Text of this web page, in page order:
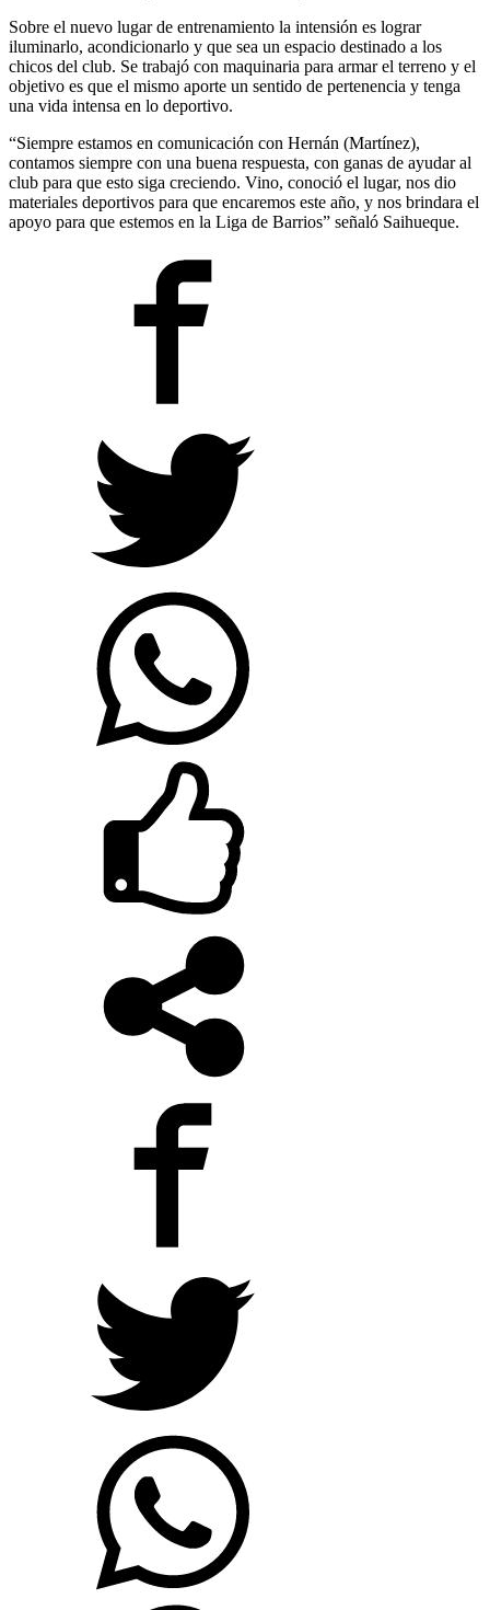
Sobre el nuevo lugar de entrenamiento la intensión es lograr
iluminarlo, acondicionarlo y que sea un espacio destinado a los
chicos del club. Se trabajó con maquinaria para armar el terreno y el
objetivo es que el mismo aporte un sentido de pertenencia y tenga
una vida intensa en lo deportivo.
“Siempre estamos en comunicación con Hernán (Martínez),
contamos siempre con una buena respuesta, con ganas de ayudar al
club para que esto siga creciendo. Vino, conoció el lugar, nos dio
materiales deportivos para que encaremos este año, y nos brindara el
apoyo para que estemos en la Liga de Barrios” señaló Saihueque.